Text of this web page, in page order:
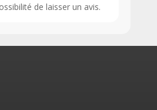
de laisser un avis.